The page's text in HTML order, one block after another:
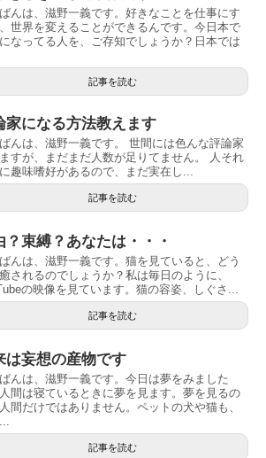
んは、滋野一義です。好きなことを仕事にす
世界を変えることができるんです。今日本で
なってる人を、ご存知でしょうか？日本では
記事を読む
家になる方法教えます
んは、滋野一義です。 世間には色んな評論家
すが、まだまだ人数が足りてません。 人それ
趣味嗜好があるので、まだ実在し...
記事を読む
？束縛？あなたは・・・
んは、滋野一義です。猫を見ていると、どう
されるのでしょうか？私は毎日のように、
の映像を見ています。猫の容姿、しぐさ...
記事を読む
は妄想の産物です
んは、滋野一義です。今日は夢をみました
間は寝ているときに夢を見ます。夢を見るの
間だけではありません。ペットの犬や猫も、
記事を読む